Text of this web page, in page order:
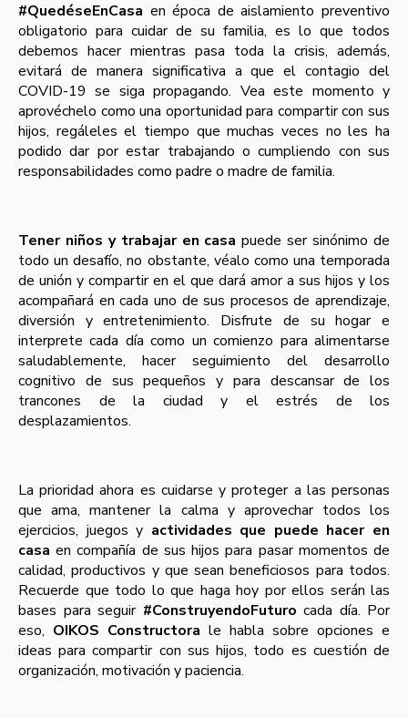
#QuedéseEnCasa en época de aislamiento preventivo
obligatorio para cuidar de su familia, es lo que todos
debemos hacer mientras pasa toda la crisis, además,
evitará de manera significativa a que el contagio del
COVID-19 se siga propagando. Vea este momento y
aprovéchelo como una oportunidad para compartir con sus
hijos, regáleles el tiempo que muchas veces no les ha
podido dar por estar trabajando o cumpliendo con sus
responsabilidades como padre o madre de familia.
Tener niños y trabajar en casa puede ser sinónimo de
todo un desafío, no obstante, véalo como una temporada
de unión y compartir en el que dará amor a sus hijos y los
acompañará en cada uno de sus procesos de aprendizaje,
diversión y entretenimiento. Disfrute de su hogar e
interprete cada día como un comienzo para alimentarse
saludablemente, hacer seguimiento del desarrollo
cognitivo de sus pequeños y para descansar de los
trancones de la ciudad y el estrés de los
desplazamientos.
La prioridad ahora es cuidarse y proteger a las personas
que ama, mantener la calma y aprovechar todos los
ejercicios, juegos y actividades que puede hacer en
casa en compañía de sus hijos para pasar momentos de
calidad, productivos y que sean beneficiosos para todos.
Recuerde que todo lo que haga hoy por ellos serán las
bases para seguir#ConstruyendoFuturo cada día. Por
eso, OIKOS Constructora le habla sobre opciones e
ideas para compartir con sus hijos, todo es cuestión de
organización, motivación y paciencia.